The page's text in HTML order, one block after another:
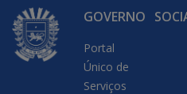
GOVERNO
Portal
Único de
Serviços